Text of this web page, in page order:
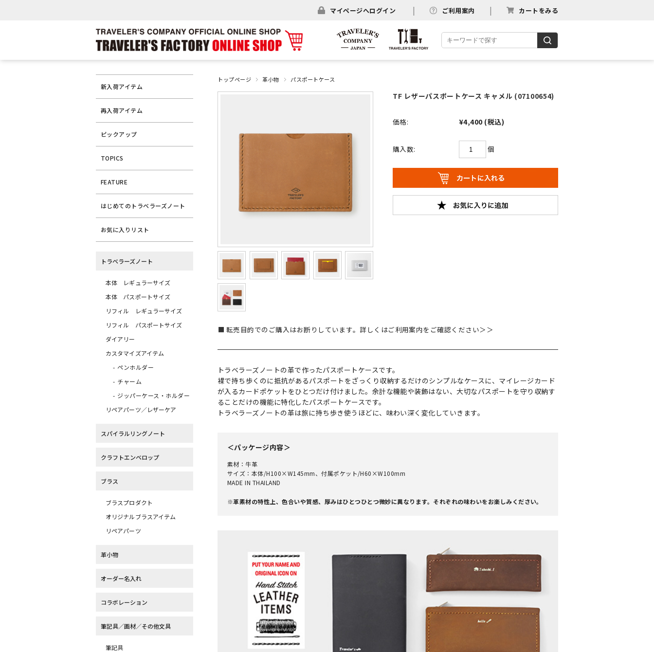
マイページへログイン ご利用案内 カートをみる
トップページ 革小物 パスポートケース
TF レザーパスポートケース キャメル (07100654)
価格: ¥4,400 (税込)
購入数: 個
転売目的でのご購入はお断りしています。詳しくはご利用案内をご確認ください＞＞
トラベラーズノートの革で作ったパスポートケースです。
裸で持ち歩くのに抵抗があるパスポートをざっくり収納するだけのシンプルなケースに、マイレージカード
が入るカードポケットをひとつだけ付けました。余計な機能や装飾はない、大切なパスポートを守り収納す
ることだけの機能に特化したパスポートケースです。
トラベラーズノートの革は旅に持ち歩き使うほどに、味わい深く変化していきます。
＜パッケージ内容＞
素材：牛革
サイズ：本体/H100×W145mm、付属ポケット/H60×W100mm
MADE IN THAILAND
※革素材の特性上、色合いや質感、厚みはひとつひとつ微妙に異なります。それぞれの味わいをお楽しみください。
新入荷アイテム
再入荷アイテム
ピックアップ
TOPICS
FEATURE
はじめてのトラベラーズノート
お気に入りリスト
トラベラーズノート
本体 レギュラーサイズ
本体 パスポートサイズ
リフィル レギュラーサイズ
リフィル パスポートサイズ
ダイアリー
カスタマイズアイテム
ペンホルダー
チャーム
ジッパーケース・ホルダー
リペアパーツ／レザーケア
スパイラルリングノート
クラフトエンベロップ
ブラス
ブラスプロダクト
オリジナルブラスアイテム
リペアパーツ
革小物
オーダー名入れ
コラボレーション
筆記具／画材／その他文具
筆記具